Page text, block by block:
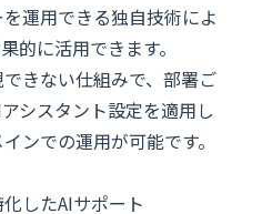
運用できる独自技術によ
的に活用できます。
きない仕組みで、部署ご
シスタント設定を適用し
ンでの運用が可能です。
したAIサポート